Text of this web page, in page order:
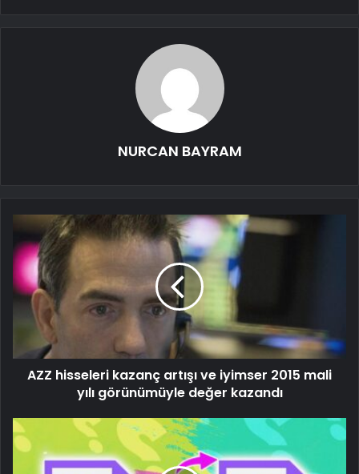
NURCAN BAYRAM
AZZ hisseleri kazanç artışı ve iyimser 2015 mali
yılı görünümüyle değer kazandı